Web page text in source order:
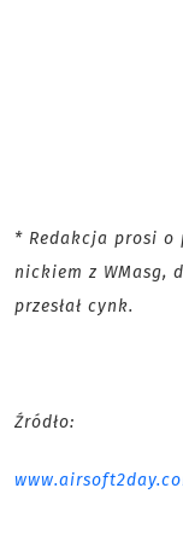
* Redakcja prosi o
nickiem z WMasg,
przesłał cynk.
Źródło: